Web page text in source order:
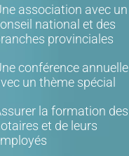
association avec un
national et des
provinciales
conférence annuelle
un thème spécial
la formation des
et de leurs